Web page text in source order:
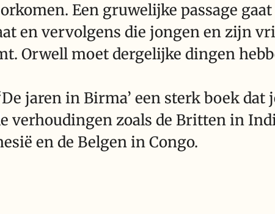
Een gruwelijke passage
en vervolgens die jongen en zijn
Orwell moet dergelijke dingen
jaren in Birma’ een sterk boek
verhoudingen zoals de Britten in
en de Belgen in Congo.